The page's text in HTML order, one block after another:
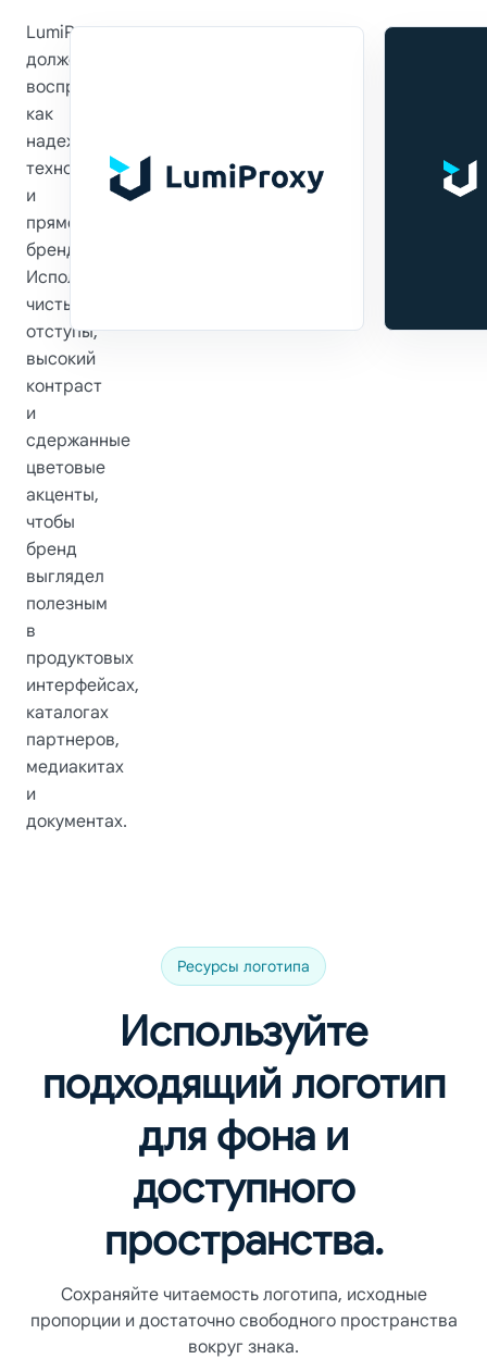
LumiProxy
должен
восприниматься
как
надежный,
технологичный
и
прямой
бренд.
Используйте
чистые
отступы,
высокий
контраст
и
сдержанные
цветовые
акценты,
чтобы
бренд
выглядел
полезным
в
продуктовых
интерфейсах,
каталогах
партнеров,
медиакитах
и
документах.
Ресурсы логотипа
Используйте
подходящий логотип
для фона и
доступного
пространства.
Сохраняйте читаемость логотипа, исходные
пропорции и достаточно свободного пространства
вокруг знака.